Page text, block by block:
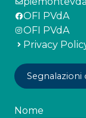
OFI PVdA
OFI PVdA
Privacy
Nome